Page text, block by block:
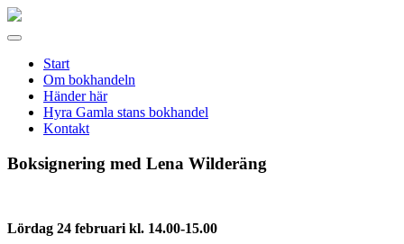
Gamla
Meny
Start
Om bokhandeln
Händer här
Hyra Gamla stans bokhandel
Kontakt
Boksignering med Lena Wilderäng
Lördag 24 februari kl. 14.00-15.00